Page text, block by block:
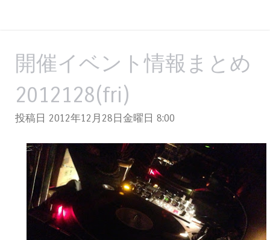
開催イベント情報まとめ
2012128(fri)
投稿日 2012年12月28日金曜日 8:00